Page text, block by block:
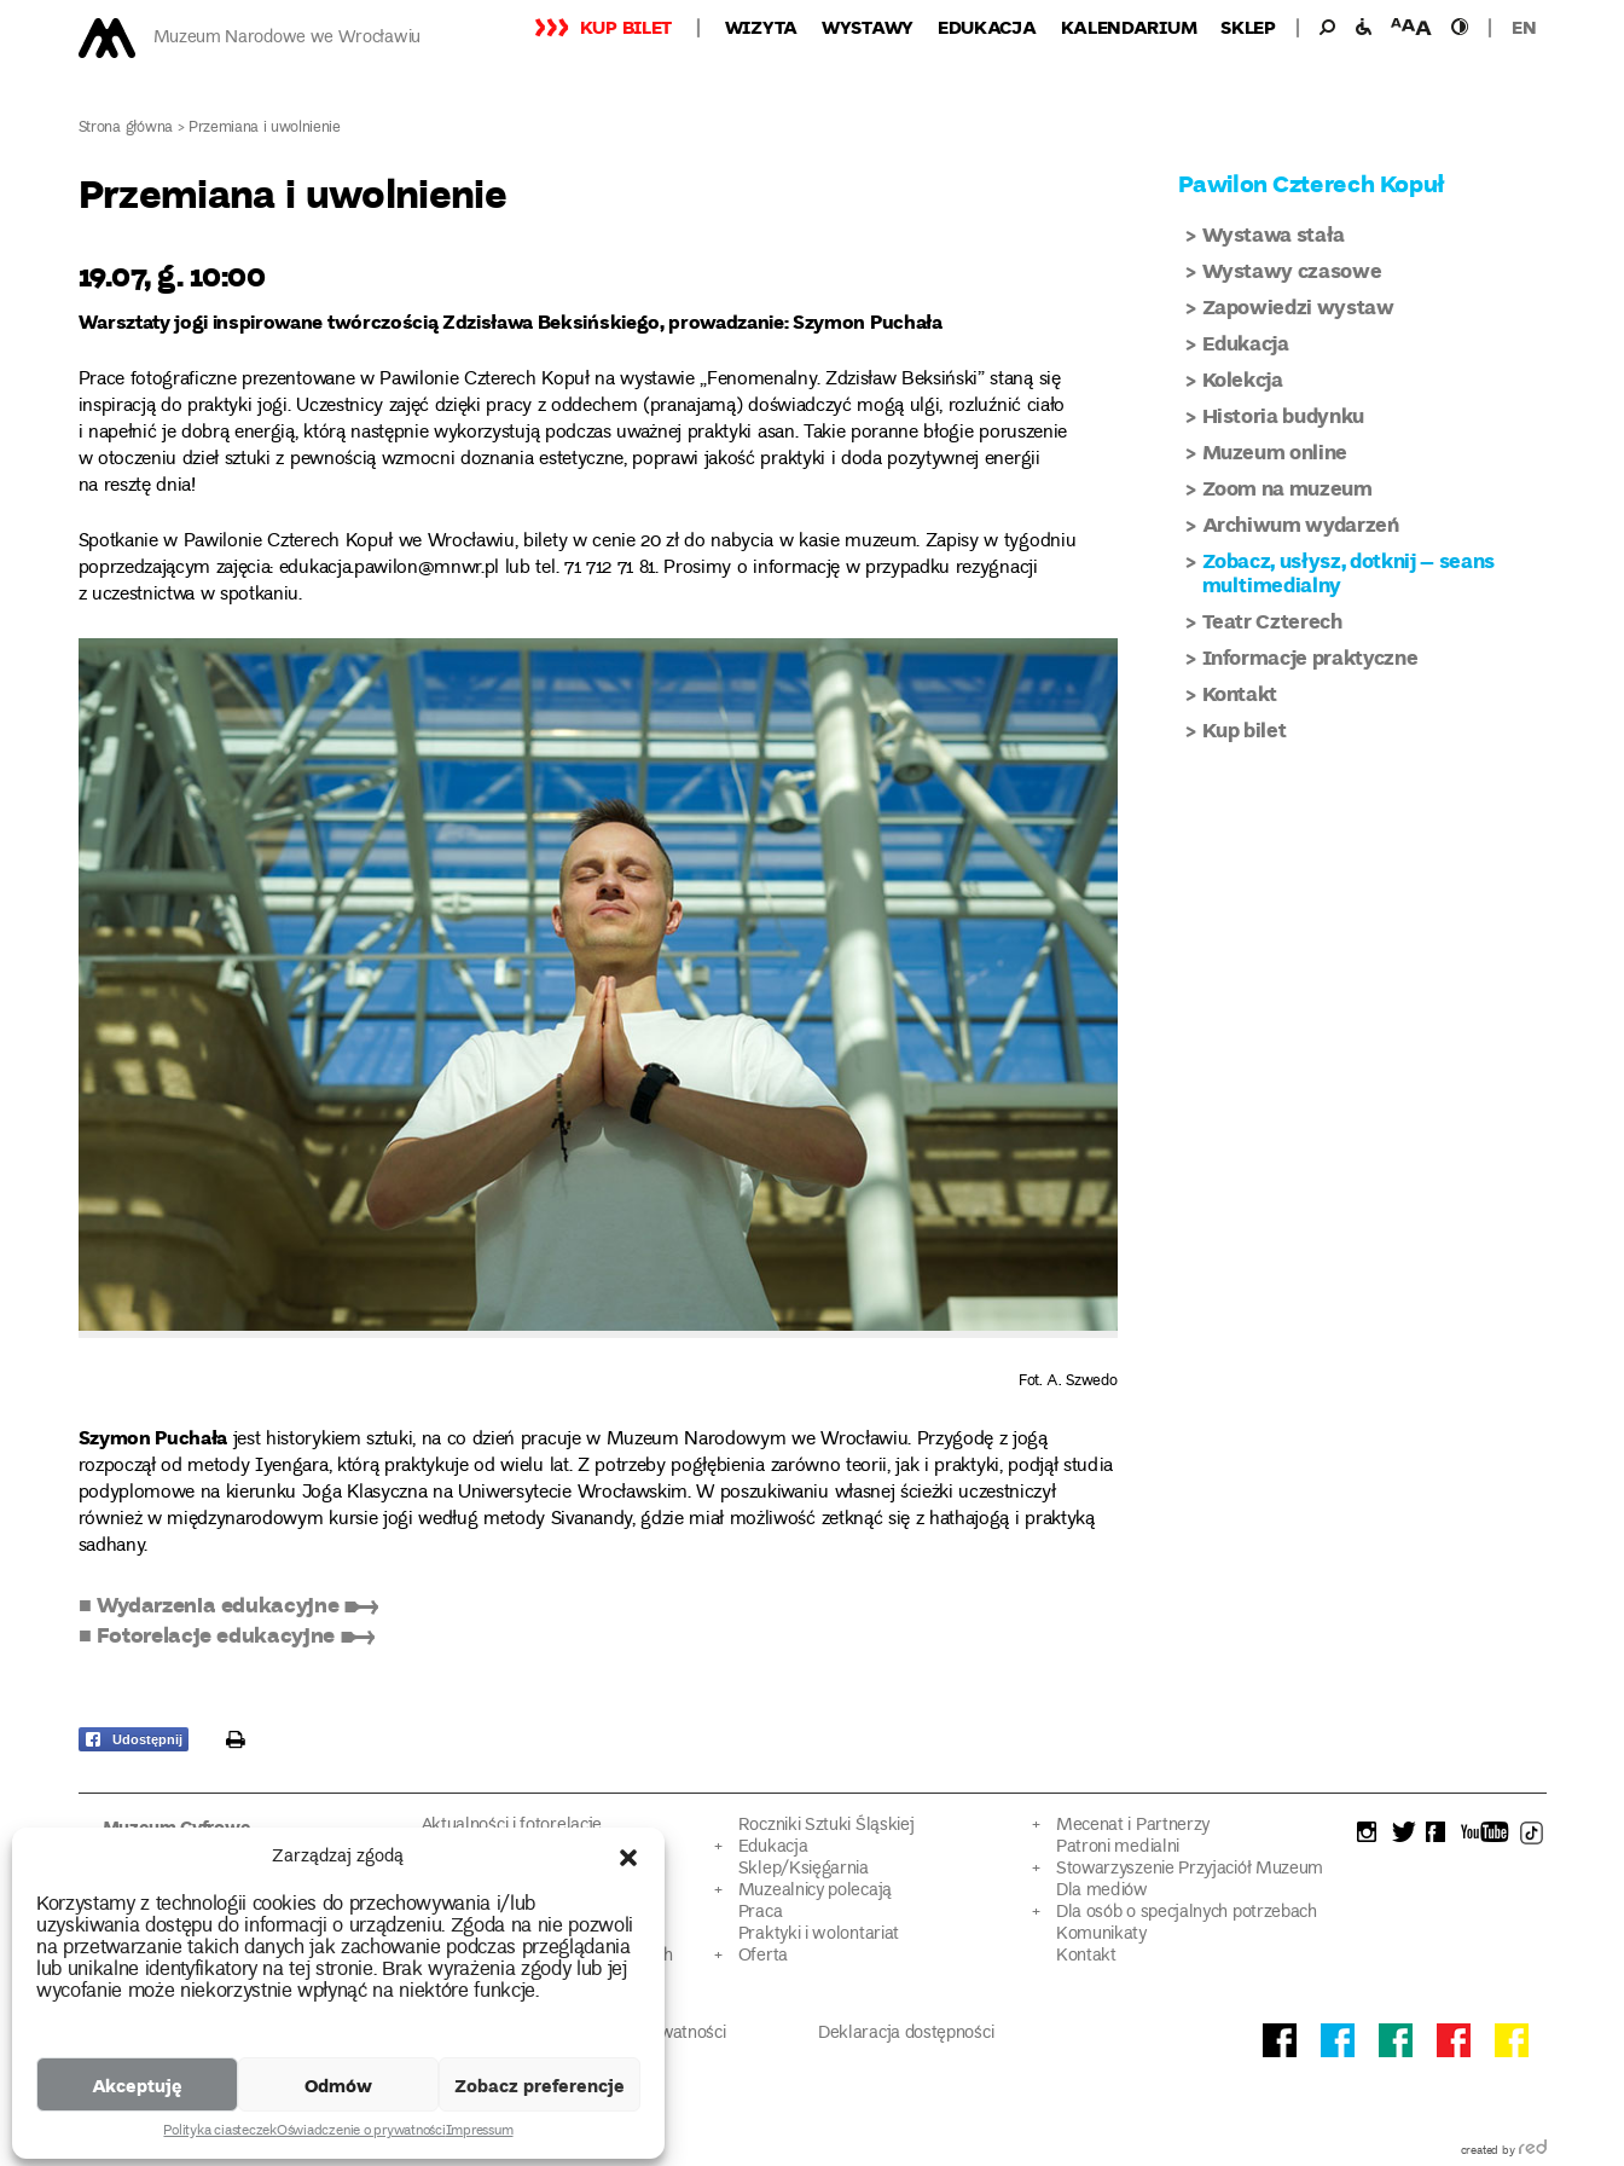
Zarządzaj zgodą
Korzystamy z technologii cookies do przechowywania i/lub
uzyskiwania dostępu do informacji o urządzeniu. Zgoda na nie pozwoli
na przetwarzanie takich danych jak zachowanie podczas przeglądania
lub unikalne identyfikatory na tej stronie. Brak wyrażenia zgody lub jej
wycofanie może niekorzystnie wpłynąć na niektóre funkcje.
Akceptuję Odmów Zobacz preferencje
Polityka ciasteczekOświadczenie o prywatnościImpressum
Muzeum Narodowe we Wrocławiu KUP BILET WIZYTA WYSTAWY EDUKACJA KALENDARIUM SKLEP Wyszukaj
Wyszukiwanie
dla:
udogodnieniawielkość
czcionki
wysoki
kontrast
EN
Strona główna>Przemiana i uwolnienie
Przemiana i uwolnienie
19.07, g. 10:00
Warsztaty jogi inspirowane twórczością Zdzisława Beksińskiego, prowadzanie: Szymon Puchała
Prace fotograficzne prezentowane w Pawilonie Czterech Kopuł na wystawie „Fenomenalny. Zdzisław Beksiński” staną się
inspiracją do praktyki jogi. Uczestnicy zajęć dzięki pracy z oddechem (pranajamą) doświadczyć mogą ulgi, rozluźnić ciało
i napełnić je dobrą energią, którą następnie wykorzystują podczas uważnej praktyki asan. Takie poranne błogie poruszenie
w otoczeniu dzieł sztuki z pewnością wzmocni doznania estetyczne, poprawi jakość praktyki i doda pozytywnej energii
na resztę dnia!
Spotkanie w Pawilonie Czterech Kopuł we Wrocławiu, bilety w cenie 20 zł do nabycia w kasie muzeum. Zapisy w tygodniu
poprzedzającym zajęcia: edukacja.pawilon@mnwr.pl lub tel. 71 712 71 81. Prosimy o informację w przypadku rezygnacji
z uczestnictwa w spotkaniu.
Fot. A. Szwedo
Szymon Puchałajest historykiem sztuki, na co dzień pracuje w Muzeum Narodowym we Wrocławiu. Przygodę z jogą
rozpoczął od metody Iyengara, którą praktykuje od wielu lat. Z potrzeby pogłębienia zarówno teorii, jak i praktyki, podjął studia
podyplomowe na kierunku Joga Klasyczna na Uniwersytecie Wrocławskim. W poszukiwaniu własnej ścieżki uczestniczył
również w międzynarodowym kursie jogi według metody Sivanandy, gdzie miał możliwość zetknąć się z hathajogą i praktyką
sadhany.
■ Wydarzenia edukacyjne ➸
■ Fotorelacje edukacyjne ➸
Udostępnij print
Pawilon Czterech Kopuł
Wystawa stała
Wystawy czasowe
Zapowiedzi wystaw
Edukacja
Kolekcja
Historia budynku
Muzeum online
Zoom na muzeum
Archiwum wydarzeń
Zobacz, usłysz, dotknij – seans
multimedialny
Teatr Czterech
Informacje praktyczne
Kontakt
Kup bilet
Muzeum Cyfrowe
Użyczenia obiektów
Biblioteka
Wydawnictwo
Multimedia
Aktualności i fotorelacje
Muzealne rozmowy
Kolekcja
Europejskie Dni Dziedzictwa
Programy badań strat wojennych
Roczniki Sztuki Śląskiej
Edukacja
Sklep/Księgarnia
Muzealnicy polecają
Praca
Praktyki i wolontariat
Oferta
Mecenat i Partnerzy
Patroni medialni
Stowarzyszenie Przyjaciół Muzeum
Dla mediów
Dla osób o specjalnych potrzebach
Komunikaty
Kontakt
instagram
twitterfacebookyoutube
tiktok
Polityka prywatności Deklaracja dostępności Facebook
Muzeum
facebook
Pawilonu
facebook
Muzeum
Facebook
Panoramy
facebook
Stowarzyszenie
Narodowego
we
Projekty
unijne
created by